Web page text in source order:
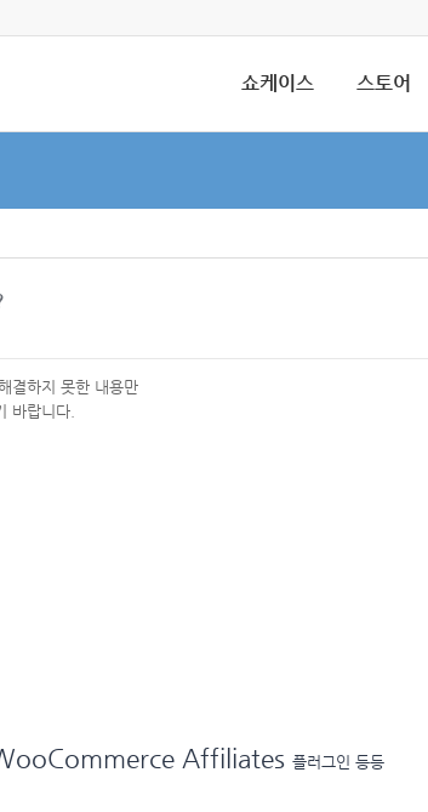
쇼케이스 스토어
결하지 못한 내용만
바랍니다.
Affiliates 플러그인 등등